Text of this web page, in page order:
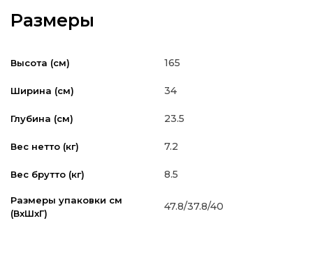
Размеры
Высота (см) 165
Ширина (см) 34
Глубина (см) 23.5
Вес нетто (кг) 7.2
Вес брутто (кг) 8.5
Размеры упаковки см
(ВxШxГ)
47.8/37.8/40